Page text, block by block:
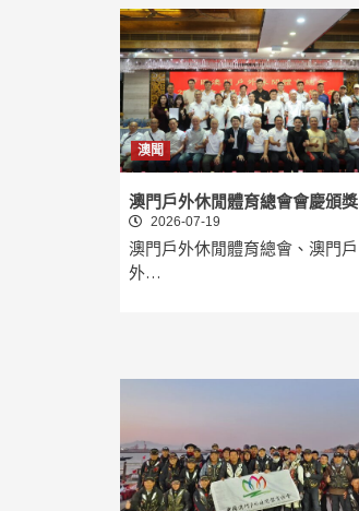
澳聞
澳門戶外休閒體育總會會慶頒獎
2026-07-19
澳門戶外休閒體育總會、澳門戶
外…